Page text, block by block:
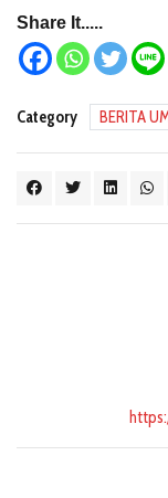
Share It.....
Category BERITA